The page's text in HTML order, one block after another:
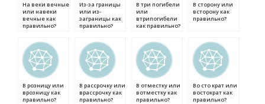
На веки вечные
или навеки
вечные как
правильно?
Из-за границы
или из-
заграницы как
правильно?
В три погибели
или
втрипогибели
как правильно?
В сторону или
всторону как
правильно?
В розницу или
врозницу как
правильно?
В рассрочку или
врассрочку как
правильно?
В отместку или
вотместку как
правильно?
Во сто крат или
востократ как
правильно?